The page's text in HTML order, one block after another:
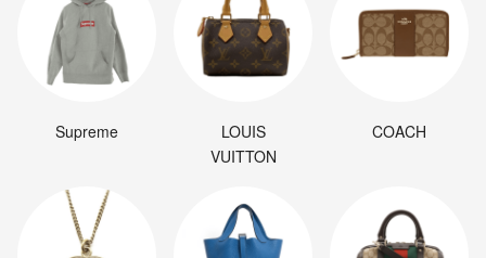
Supreme
LOUIS
VUITTON
COACH